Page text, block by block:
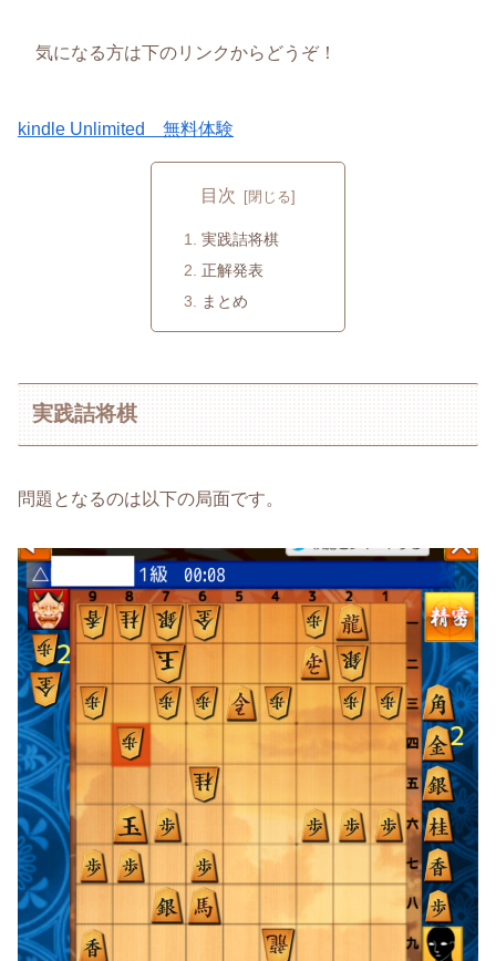
気になる方は下のリンクからどうぞ！
kindle Unlimited 無料体験
目次
実践詰将棋
正解発表
まとめ
実践詰将棋
問題となるのは以下の局面です。